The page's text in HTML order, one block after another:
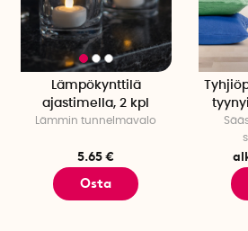
Lämpökynttilä
ajastimella, 2 kpl
Lämmin tunnelmavalo
5.65 €
Osta